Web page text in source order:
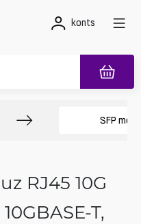
konts
SFP
RJ45 10G
T,